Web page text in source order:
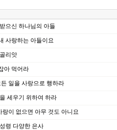
으신 하나님의 아들
사랑하는 아들이요
리앗
아 먹어라
일을 사랑으로 행하라
세우기 위하여 하라
랑이 없으면 아무 것도 아니요
령 다양한 은사